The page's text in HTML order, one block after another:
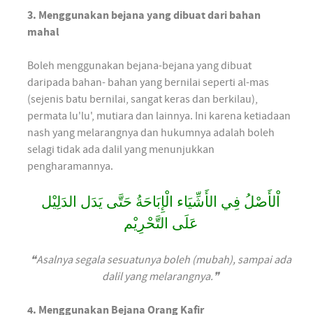
3. Menggunakan bejana yang dibuat dari bahan
mahal
Boleh menggunakan bejana-bejana yang dibuat
daripada bahan- bahan yang bernilai seperti al-mas
(sejenis batu bernilai, sangat keras dan berkilau),
permata lu'lu', mutiara dan lainnya. Ini karena ketiadaan
nash yang melarangnya dan hukumnya adalah boleh
selagi tidak ada dalil yang menunjukkan
pengharamannya.
اْلأَصْلُ فِي الأَشِّيَاء الْإِبَاحَةُ حَتَّى يَدَل الدَلِيْل
عَلَى التَّحْرِيْم
❝Asalnya segala sesuatunya boleh (mubah), sampai ada
dalil yang melarangnya.❞
4. Menggunakan Bejana Orang Kafir